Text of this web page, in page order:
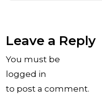
Leave a Reply
You must be
logged in
to post a comment.